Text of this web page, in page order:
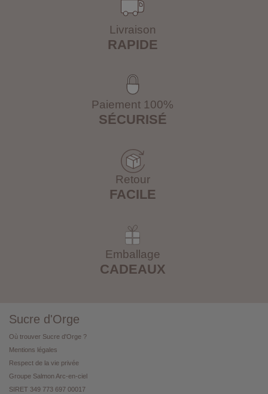
Livraison
RAPIDE
Paiement 100%
SÉCURISÉ
Retour
FACILE
Emballage
CADEAUX
Sucre d'Orge
Où trouver Sucre d'Orge ?
Mentions légales
Respect de la vie privée
Groupe Salmon Arc-en-ciel
SIRET 349 773 697 00017